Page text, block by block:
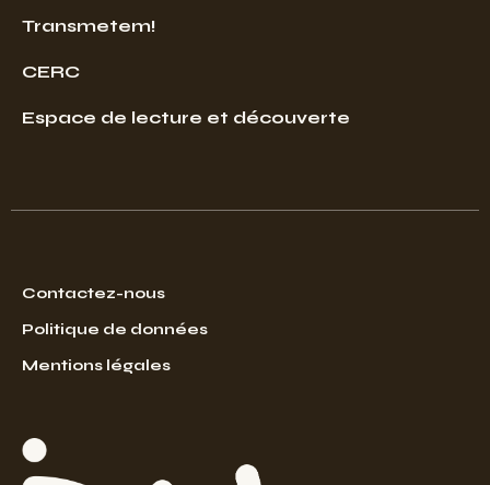
Transmetem!
CERC
Espace de lecture et découverte
Contactez-nous
Politique de données
Mentions légales